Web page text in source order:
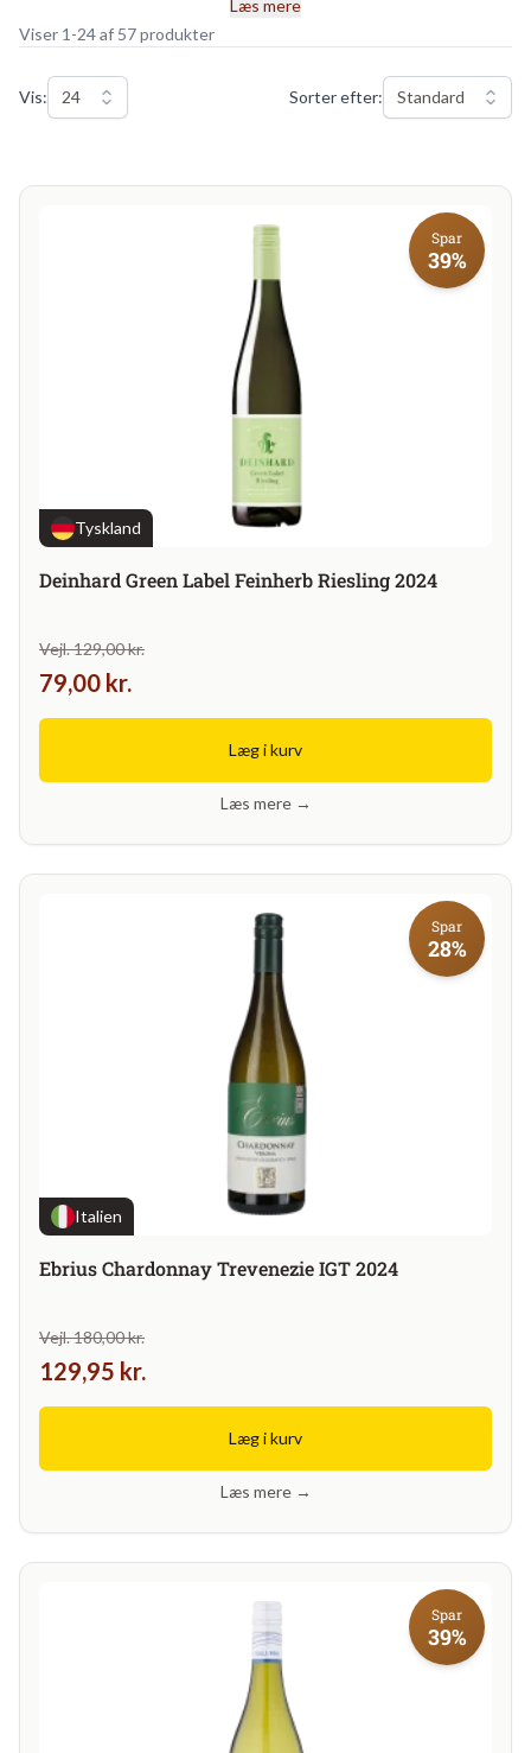
Læs mere
Viser 1-24 af 57 produkter
Vis: 24 Sorter efter: Standard
Spar
39%
Tyskland
Deinhard Green Label Feinherb Riesling 2024
Vejl. 129,00 kr.
79,00 kr.
Læg i kurv
Læs mere →
Spar
28%
Italien
Ebrius Chardonnay Trevenezie IGT 2024
Vejl. 180,00 kr.
129,95 kr.
Læg i kurv
Læs mere →
Spar
39%